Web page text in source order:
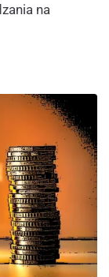
na